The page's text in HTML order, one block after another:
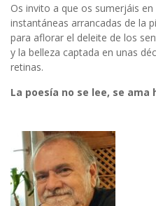
Os invito a que os sumerjáis
instantáneas arrancadas de la
para aflorar el deleite de los
y la belleza captada en unas
retinas.
La poesía no se lee, se